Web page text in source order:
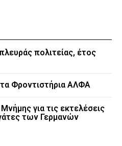
πολιτείας, έτος
Φροντιστήρια ΑΛΦΑ
για τις εκτελέσεις
των Γερμανών